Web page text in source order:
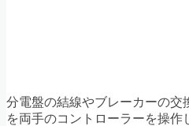
分電盤の結線やブレーカーの交
を両手のコントローラーを操作